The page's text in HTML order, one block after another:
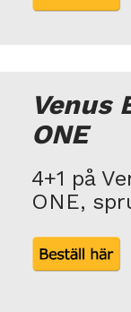
Venus
ONE
4+1 på
ONE,